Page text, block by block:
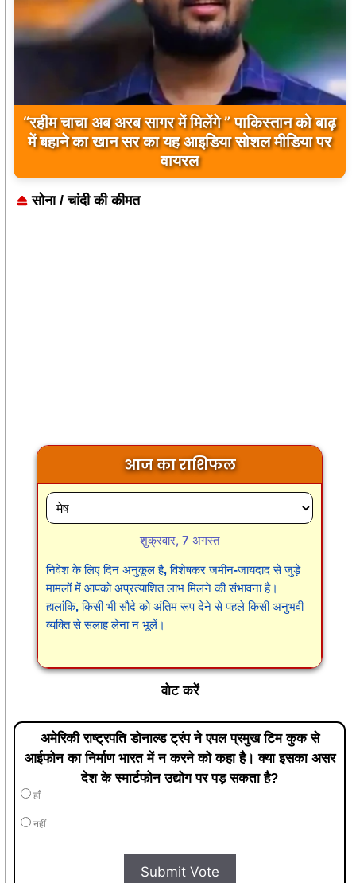
“रहीम चाचा अब अरब सागर में मिलेंगे ” पाकिस्तान को बाढ़
में बहाने का खान सर का यह आइडिया सोशल मीडिया पर
वायरल
सोना / चांदी की कीमत
आज का राशिफल
शुक्रवार, 7 अगस्त
निवेश के लिए दिन अनुकूल है, विशेषकर जमीन-जायदाद से जुड़े
मामलों में आपको अप्रत्याशित लाभ मिलने की संभावना है।
हालांकि, किसी भी सौदे को अंतिम रूप देने से पहले किसी अनुभवी
व्यक्ति से सलाह लेना न भूलें।
वोट करें
अमेरिकी राष्ट्रपति डोनाल्ड ट्रंप ने एपल प्रमुख टिम कुक से
आईफोन का निर्माण भारत में न करने को कहा है। क्या इसका असर
देश के स्मार्टफोन उद्योग पर पड़ सकता है?
हाँ
नहीं
Submit Vote